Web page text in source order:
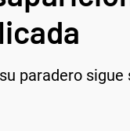
paradero